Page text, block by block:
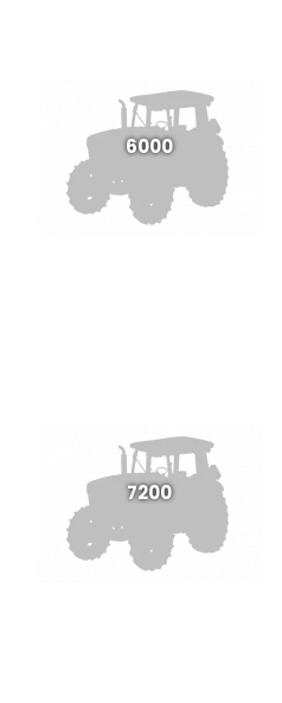
6000
7200